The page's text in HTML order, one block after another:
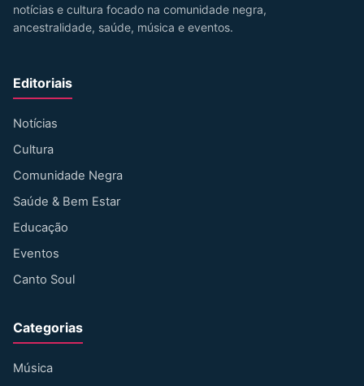
notícias e cultura focado na comunidade negra,
ancestralidade, saúde, música e eventos.
Editoriais
Notícias
Cultura
Comunidade Negra
Saúde & Bem Estar
Educação
Eventos
Canto Soul
Categorias
Música